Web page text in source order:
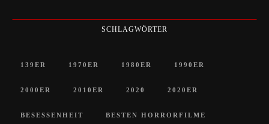
SCHLAGWÖRTER
139ER 1970ER 1980ER 1990ER
2000ER 2010ER 2020 2020ER
BESESSENHEIT BESTEN HORRORFILME